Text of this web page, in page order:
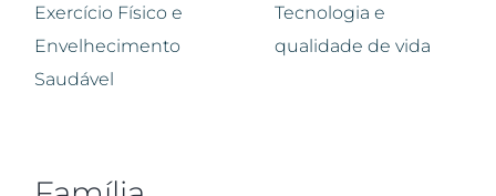
Exercício Físico e
Envelhecimento
Saudável
Tecnologia e
qualidade de vida